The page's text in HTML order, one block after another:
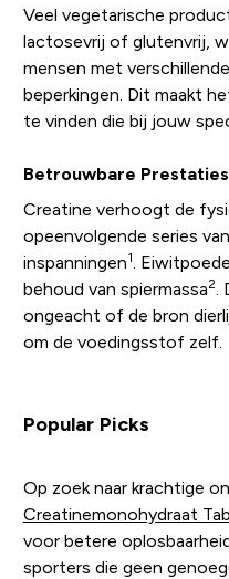
Veel vegetarische
lactosevrij of glutenvrij,
mensen met
beperkingen. Dit maakt
te vinden die bij jouw
Betrouwbare Prestaties
Creatine verhoogt de
opeenvolgende series
inspanningen1
.
behoud van spiermassa2.
ongeacht of de bron
om de voedingsstof zelf.
Popular Picks
Op zoek naar krachtige
Creatinemonohydraat
voor betere
sporters die geen